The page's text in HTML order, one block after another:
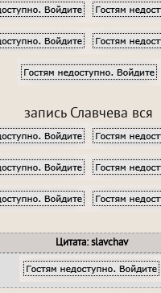
запись Славчева вся
Цитата: slavchav